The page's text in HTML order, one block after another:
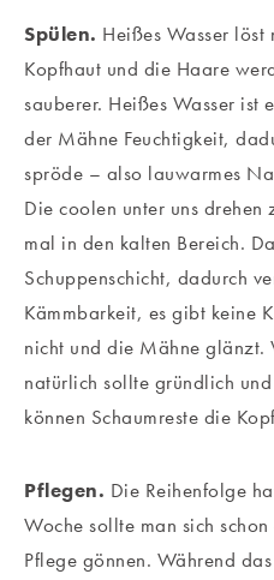
Spülen. Heißes Wasser löst
Kopfhaut und die Haare
sauberer. Heißes Wasser ist
der Mähne Feuchtigkeit,
spröde – also lauwarmes
Die coolen unter uns drehen
mal in den kalten Bereich.
Schuppenschicht, dadurch
Kämmbarkeit, es gibt keine
nicht und die Mähne glänzt.
natürlich sollte gründlich
können Schaumreste die
Pflegen. Die Reihenfolge
Woche sollte man sich
Pflege gönnen. Während